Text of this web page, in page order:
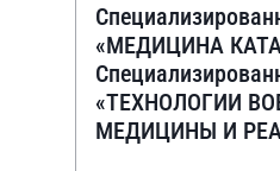
«МЕДИЦИНА
«ТЕХНОЛОГИИ
МЕДИЦИНЫ И